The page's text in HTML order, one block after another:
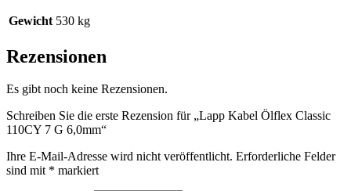
Gewicht 530 kg
Rezensionen
Es gibt noch keine Rezensionen.
Schreiben Sie die erste Rezension für „Lapp Kabel Ölflex Classic
110CY 7 G 6,0mm“
Ihre E-Mail-Adresse wird nicht veröffentlicht. Erforderliche Felder
sind mit * markiert